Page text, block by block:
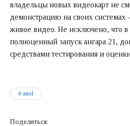
владельцы новых видеокарт не
демонстрацию на своих системах
живое видео. Не исключено, что
полноценный запуск ангара 21,
средствами тестирования и
amd
Поделиться: